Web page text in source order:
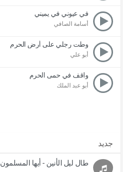
في عيوني في يميني
أسامة الصافي
وطت رجلي على أرض الحرم
أبو علي
واقف في حمى الحرم
أبو عبد الملك
جديد
طال ليل الأنين - أيها المسلمون